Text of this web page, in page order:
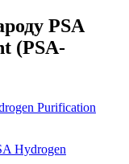
PSA
(PSA-